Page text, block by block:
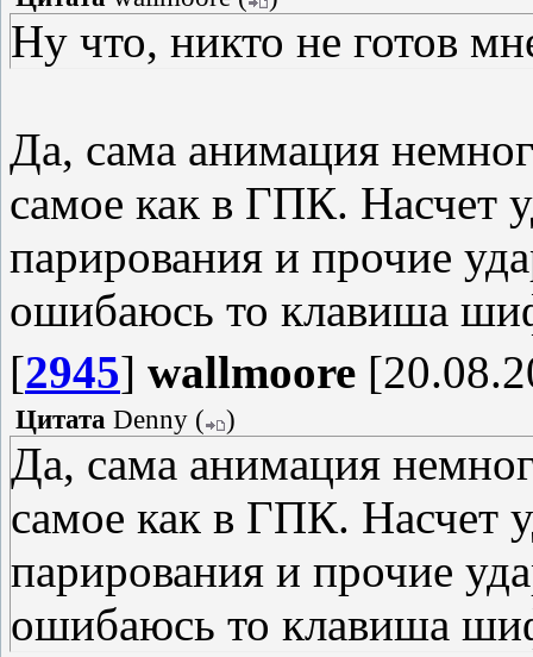
Ну что, никто не готов
Да, сама анимация
самое как в ГПК. Насчет
парирования и прочие
ошибаюсь то клавиша
[2945] wallmoore
Цитата Denny ( )
Да, сама анимация
самое как в ГПК. Насчет
парирования и прочие
ошибаюсь то клавиша